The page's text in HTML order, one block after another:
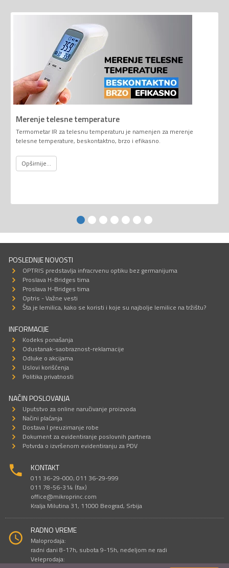
Merenje telesne temperature
Termometar IR za telesnu temperaturu je namenjen za merenje
telesne temperature, beskontaktno, brzo i efikasno.
Opširnije...
POSLEDNJE NOVOSTI
OPTRIS predstavlja infracrvenu optiku bez germanijuma
Proslava H-Bridges tima
Proslava H-Bridges tima
Optris - Važne vesti
Šta je lemilica, kako se koristi i koje su najbolje lemilice na tržištu?
INFORMACIJE
Kodeks ponašanja
Odustanak-saobraznost-reklamacije
Odluke o akcijama
Uslovi korišćenja
Politika privatnosti
NAČIN POSLOVANJA
Uputstvo za online naručivanje proizvoda
Načini plaćanja
Dostava I preuzimanje robe
Dokument za evidentiranje poslovnih partnera
Potvrda o izvršenom evidentiranju za PDV
KONTAKT
011 36-29-000; 011 36-29-999
011 78-56-314 (fax)
office@mikroprinc.com
Kralja Milutina 31, 11000 Beograd, Srbija
RADNO VREME
Maloprodaja:
radni dani 8-17h, subota 9-15h, nedeljom ne radi
Veleprodaja: